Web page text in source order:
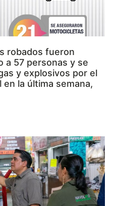
robados fueron
a 57 personas y se
y explosivos por el
la última semana,